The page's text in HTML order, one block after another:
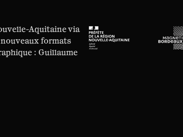
Aquitainevia
formats
: Guillaume